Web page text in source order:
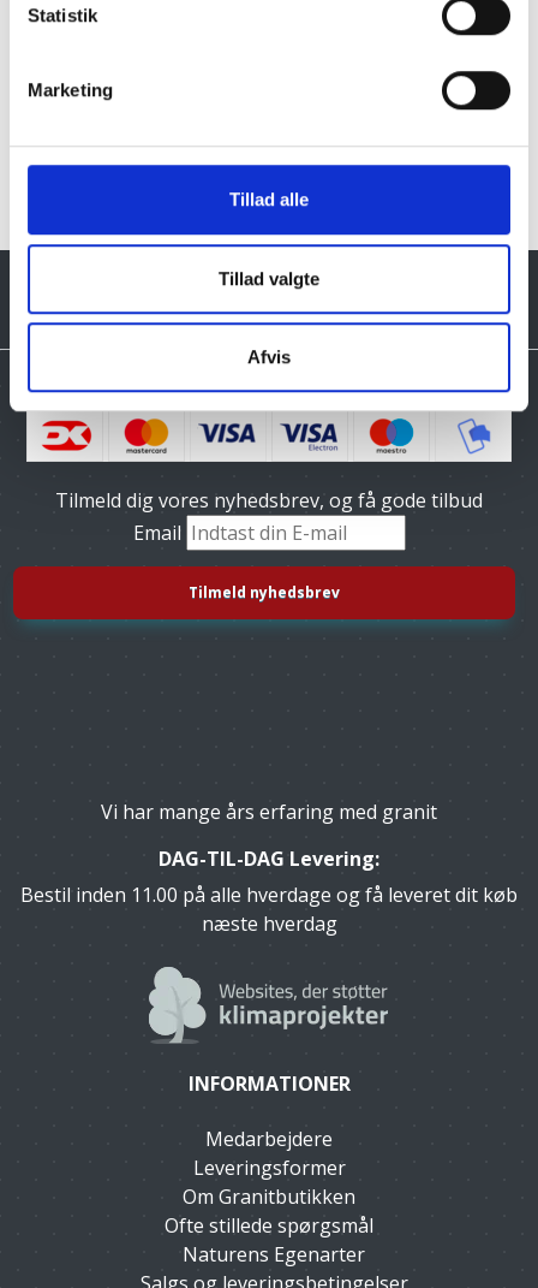
Statistik
Marketing
Tillad alle
Tillad valgte
Afvis
Tilmeld dig vores nyhedsbrev, og få gode tilbud
Email
Vi har mange års erfaring med granit
DAG-TIL-DAG Levering:
Bestil inden 11.00 på alle hverdage og få leveret dit køb
næste hverdag
INFORMATIONER
Medarbejdere
Leveringsformer
Om Granitbutikken
Ofte stillede spørgsmål
Naturens Egenarter